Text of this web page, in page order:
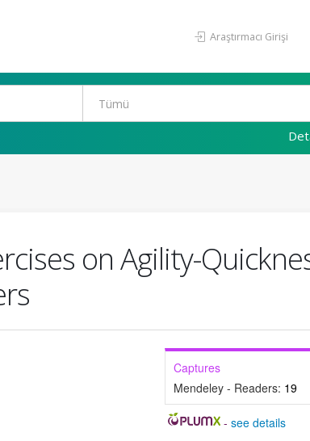
Araştırmacı Girişi
on Agility-
Captures
Mendeley - Readers: 19
-see details